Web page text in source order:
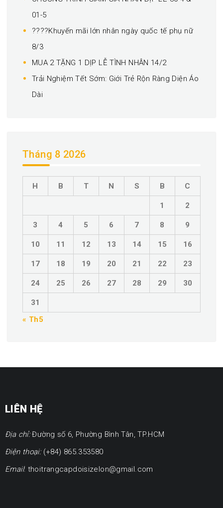
01-5
????Khuyến mãi lớn nhân ngày quốc tế phụ nữ
8/3
MUA 2 TẶNG 1 DỊP LỄ TÌNH NHÂN 14/2
Trải Nghiệm Tết Sớm: Giới Trẻ Rộn Ràng Diện Áo
Dài
Tháng 8 2026
H B T N S B C
1 2
3 4 5 6 7 8 9
10 11 12 13 14 15 16
17 18 19 20 21 22 23
24 25 26 27 28 29 30
31
« Th5
LIÊN HỆ
Địa chỉ:Đường số 6, Phường Bình Tân, TP.HCM
Điện thoại:(+84) 865.353580
Email: thoitrangcapdoisizelon@gmail.com